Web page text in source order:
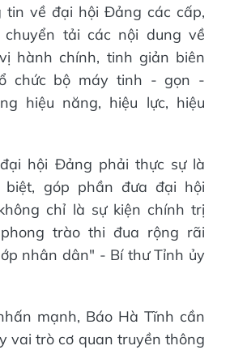
tin về đại hội Đảng các cấp,
tải các nội dung về
hành chính, tinh giản biên
chức bộ máy tinh - gọn -
hiệu năng, hiệu lực, hiệu
hội Đảng phải thực sự là
biệt, góp phần đưa đại hội
chỉ là sự kiện chính trị
trào thi đua rộng rãi
nhân dân" - Bí thư Tỉnh ủy
mạnh, Báo Hà Tĩnh cần
vai trò cơ quan truyền thông